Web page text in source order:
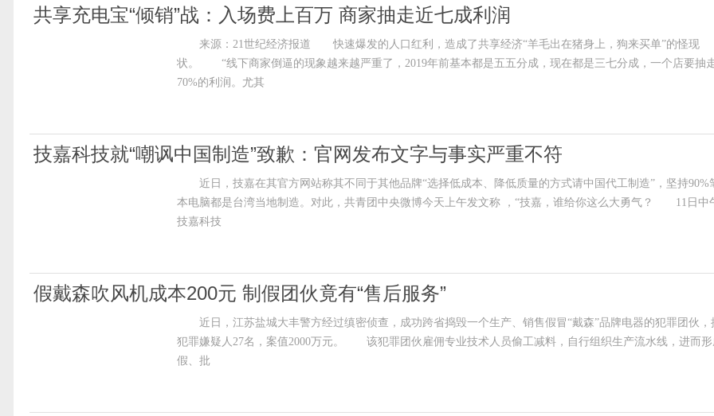
共享充电宝“倾销”战：入场费上百万 商家抽走近七成利润
来源：21世纪经济报道 快速爆发的人口红利，造成了共享经济“羊毛出在猪身上，狗来买单”的怪现
状。 “线下商家倒逼的现象越来越严重了，2019年前基本都是五五分成，现在都是三七分成，一个店要抽
70%的利润。尤其
技嘉科技就“嘲讽中国制造”致歉：官网发布文字与事实严重不符
近日，技嘉在其官方网站称其不同于其他品牌“选择低成本、降低质量的方式请中国代工制造”，坚持90%
本电脑都是台湾当地制造。对此，共青团中央微博今天上午发文称 ，“技嘉，谁给你这么大勇气？ 11日中
技嘉科技
假戴森吹风机成本200元 制假团伙竟有“售后服务”
近日，江苏盐城大丰警方经过缜密侦查，成功跨省捣毁一个生产、销售假冒“戴森”品牌电器的犯罪团伙，
犯罪嫌疑人27名，案值2000万元。 该犯罪团伙雇佣专业技术人员偷工减料，自行组织生产流水线，进而形
假、批